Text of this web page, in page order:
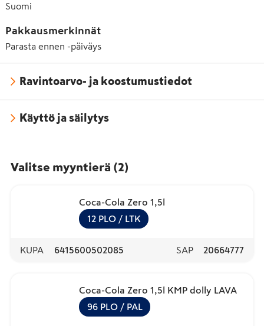
Suomi
Pakkausmerkinnät
Parasta ennen -päiväys
Ravintoarvo- ja koostumustiedot
Käyttö ja säilytys
Valitse myyntierä (2)
Coca-Cola Zero 1,5l
12 PLO / LTK
KUPA 6415600502085 SAP 20664777
Coca-Cola Zero 1,5l KMP dolly LAVA
96 PLO / PAL